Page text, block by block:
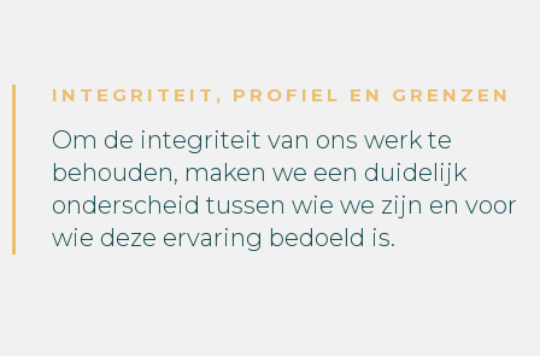
INTEGRITEIT, PROFIEL EN GRENZEN
Om de integriteit van ons werk te
behouden, maken we een duidelijk
onderscheid tussen wie we zijn en voor
wie deze ervaring bedoeld is.